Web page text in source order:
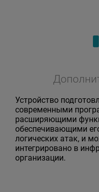
Устройство
современными
расширяющими
обеспечивающими
логических атак, и
интегрировано в
организации.